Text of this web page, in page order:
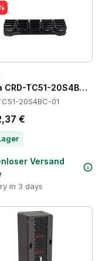
CRD-TC51-20S4BC-
20S4BC-01
€
Versand
in 3 days